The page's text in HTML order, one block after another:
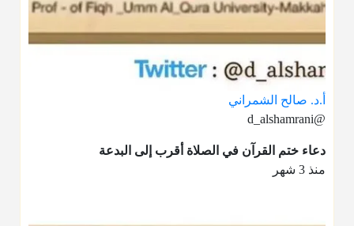
أ.د. صالح الشمراني
@d_alshamrani
دعاء ختم القرآن في الصلاة أقرب إلى البدعة
منذ 3 شهر